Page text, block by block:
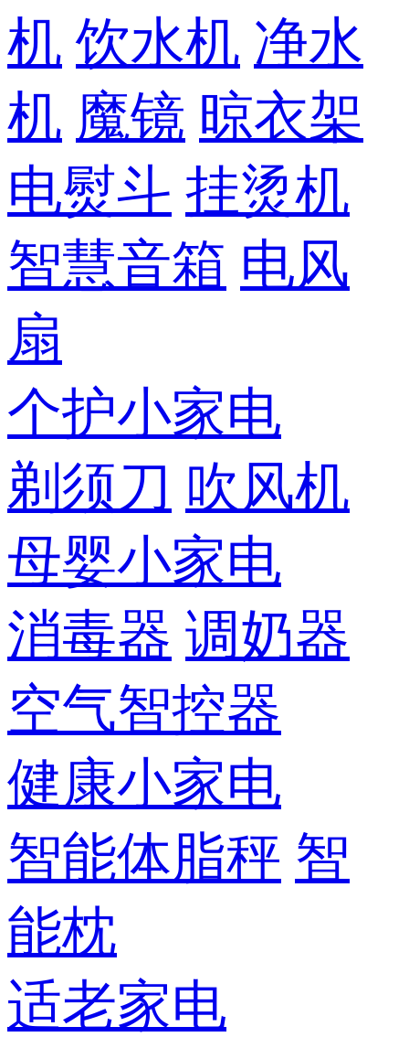
机 饮水机 净水
机 魔镜 晾衣架
电熨斗 挂烫机
智慧音箱 电风
扇
个护小家电
剃须刀 吹风机
母婴小家电
消毒器 调奶器
空气智控器
健康小家电
智能体脂秤 智
能枕
适老家电